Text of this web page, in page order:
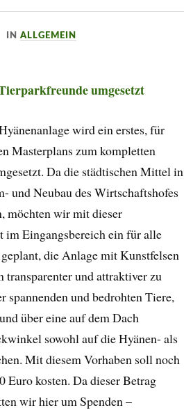
INALLGEMEIN
umgesetzt
wird ein erstes, für
Masterplans zum kompletten
Da die städtischen Mittel in
und Neubau des Wirtschaftshofes
möchten wir mit dieser
Eingangsbereich ein für alle
die Anlage mit Kunstfelsen
transparenter und attraktiver zu
spannenden und bedrohten Tiere,
über eine auf dem Dach
sowohl auf die Hyänen- als
Mit diesem Vorhaben soll noch
Euro kosten. Da dieser Betrag
wir hier um Spenden –